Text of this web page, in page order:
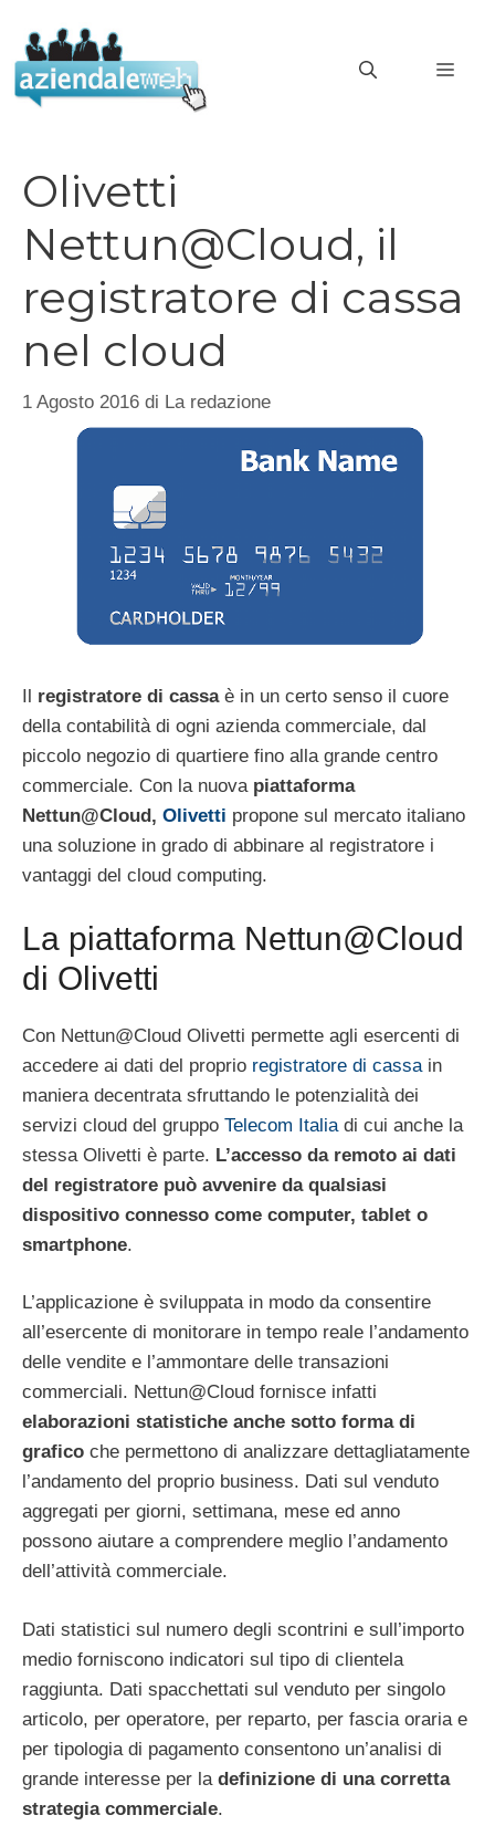
contenuto
Olivetti
Nettun@Cloud, il
registratore di cassa
nel cloud
1 Agosto 2016 di La redazione
registratore di cassaè in un certo senso il cuore
della contabilità di ogni azienda commerciale, dal
piccolo negozio di quartiere fino alla grande centro
commerciale. Con la nuova piattaforma
Nettun@Cloud, Olivetti propone sul mercato italiano
una soluzione in grado di abbinare al registratore i
vantaggi del cloud computing.
La piattaforma Nettun@Cloud
di Olivetti
Con Nettun@Cloud Olivetti permette agli esercenti di
accedere ai dati del proprio registratore di cassa in
maniera decentrata sfruttando le potenzialità dei
servizi cloud del gruppo Telecom Italia di cui anche la
stessa Olivetti è parte. L’accesso da remoto ai dati
del registratore può avvenire da qualsiasi
dispositivo connesso come computer, tablet o
smartphone.
L’applicazione è sviluppata in modo da consentire
all’esercente di monitorare in tempo reale l’andamento
delle vendite e l’ammontare delle transazioni
commerciali. Nettun@Cloud fornisce infatti
elaborazioni statistiche anche sotto forma di
grafico che permettono di analizzare dettagliatamente
l’andamento del proprio business. Dati sul venduto
aggregati per giorni, settimana, mese ed anno
possono aiutare a comprendere meglio l’andamento
dell’attività commerciale.
Dati statistici sul numero degli scontrini e sull’importo
medio forniscono indicatori sul tipo di clientela
raggiunta. Dati spacchettati sul venduto per singolo
articolo, per operatore, per reparto, per fascia oraria e
per tipologia di pagamento consentono un’analisi di
grande interesse per la definizione di una corretta
strategia commerciale.